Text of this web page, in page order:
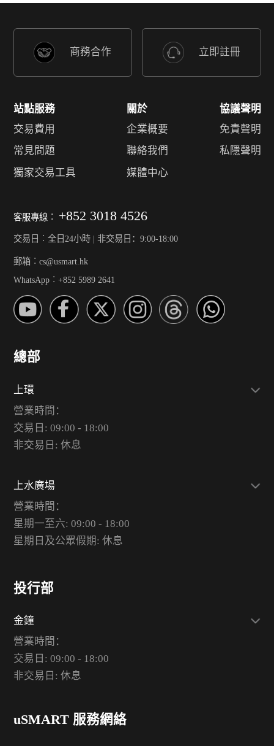
商務合作 立即註冊
站點服務
交易費用
常見問題
獨家交易工具
關於
企業概要
聯絡我們
媒體中心
協議聲明
免責聲明
私隱聲明
客服專線︰ +852 3018 4526
交易日︰全日24小時 | 非交易日：9:00-18:00
郵箱︰cs@usmart.hk
WhatsApp︰+852 5989 2641
總部
上環
營業時間：
交易日: 09:00 - 18:00
非交易日: 休息
上水廣場
營業時間：
星期一至六: 09:00 - 18:00
星期日及公眾假期: 休息
投行部
金鐘
營業時間：
交易日: 09:00 - 18:00
非交易日: 休息
uSMART 服務網絡